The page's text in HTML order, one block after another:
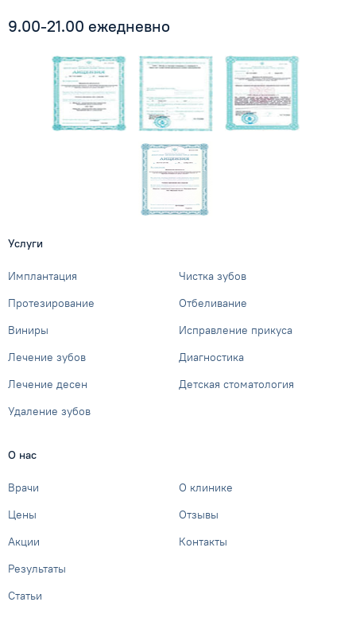
9.00-21.00 ежедневно
Услуги
Имплантация
Протезирование
Виниры
Лечение зубов
Лечение десен
Удаление зубов
Чистка зубов
Отбеливание
Исправление прикуса
Диагностика
Детская стоматология
О нас
Врачи
Цены
Акции
Результаты
Статьи
О клинике
Отзывы
Контакты